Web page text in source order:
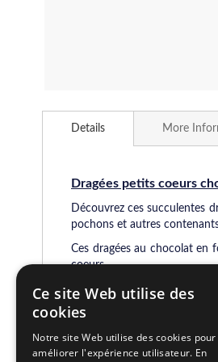
to
gallery
Details
Dragées petits coeurs
Découvrez ces succulentes
pochons et autres
Ces dragées au chocolat en
coeurs.
More
Related Products
Ce site Web utilise des
cookies
Notre site Web utilise des cookies pour
améliorer l'expérience utilisateur. En